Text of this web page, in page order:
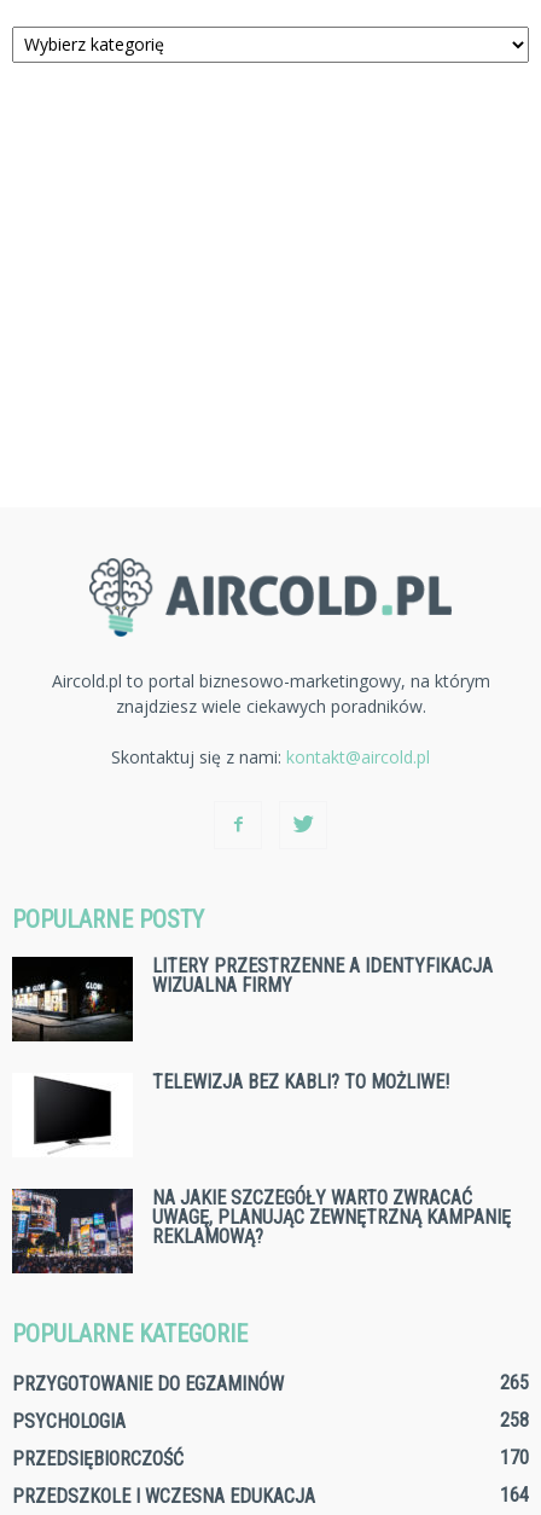
Kategorie
Aircold.pl to portal biznesowo-marketingowy, na którym
znajdziesz wiele ciekawych poradników.
Skontaktuj się z nami: kontakt@aircold.pl
POPULARNE POSTY
LITERY PRZESTRZENNE A IDENTYFIKACJA
WIZUALNA FIRMY
TELEWIZJA BEZ KABLI? TO MOŻLIWE!
NA JAKIE SZCZEGÓŁY WARTO ZWRACAĆ
UWAGĘ, PLANUJĄC ZEWNĘTRZNĄ KAMPANIĘ
REKLAMOWĄ?
POPULARNE KATEGORIE
PRZYGOTOWANIE DO EGZAMINÓW
265
PSYCHOLOGIA
258
PRZEDSIĘBIORCZOŚĆ
170
PRZEDSZKOLE I WCZESNA EDUKACJA
164